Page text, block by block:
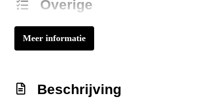
Overige
Anti blokkeer systeem
Anti doorslip regeling
Elektronisch stabiliteits programma
Meer informatie
Beschrijving